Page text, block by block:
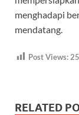
menghadapi
mendatang.
Post Views: 25
RELATED